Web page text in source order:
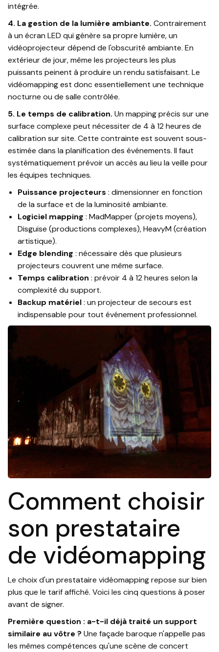
intégrée.
4. La gestion de la lumière ambiante. Contrairement
à un écran LED qui génère sa propre lumière, un
vidéoprojecteur dépend de l'obscurité ambiante. En
extérieur de jour, même les projecteurs les plus
puissants peinent à produire un rendu satisfaisant. Le
vidéomapping est donc essentiellement une technique
nocturne ou de salle contrôlée.
5. Le temps de calibration. Un mapping précis sur une
surface complexe peut nécessiter de 4 à 12 heures de
calibration sur site. Cette contrainte est souvent sous-
estimée dans la planification des événements. Il faut
systématiquement prévoir un accès au lieu la veille pour
les équipes techniques.
Puissance projecteurs : dimensionner en fonction
de la surface et de la luminosité ambiante.
Logiciel mapping : MadMapper (projets moyens),
Disguise (productions complexes), HeavyM (création
artistique).
Edge blending : nécessaire dès que plusieurs
projecteurs couvrent une même surface.
Temps calibration : prévoir 4 à 12 heures selon la
complexité du support.
Backup matériel: un projecteur de secours est
indispensable pour tout événement professionnel.
Comment choisir
son prestataire
de vidéomapping
Le choix d'un prestataire vidéomapping repose sur bien
plus que le tarif affiché. Voici les cinq questions à poser
avant de signer.
Première question : a-t-il déjà traité un support
similaire au vôtre ? Une façade baroque n'appelle pas
les mêmes compétences qu'une scène de concert